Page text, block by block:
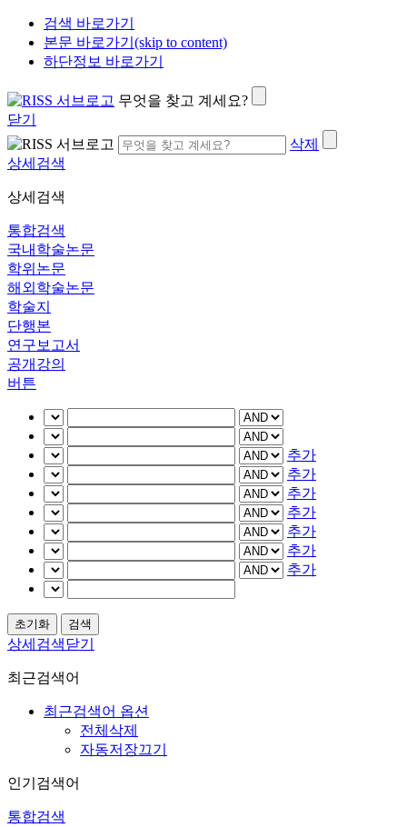
검색 바로가기
본문 바로가기(skip to content)
하단정보 바로가기
무엇을 찾고 계세요?
닫기
삭제
상세검색
상세검색
통합검색
국내학술논문
학위논문
해외학술논문
학술지
단행본
연구보고서
공개강의
버튼
추가
추가
추가
추가
추가
추가
추가
상세검색닫기
최근검색어
최근검색어 옵션
전체삭제
자동저장끄기
인기검색어
통합검색